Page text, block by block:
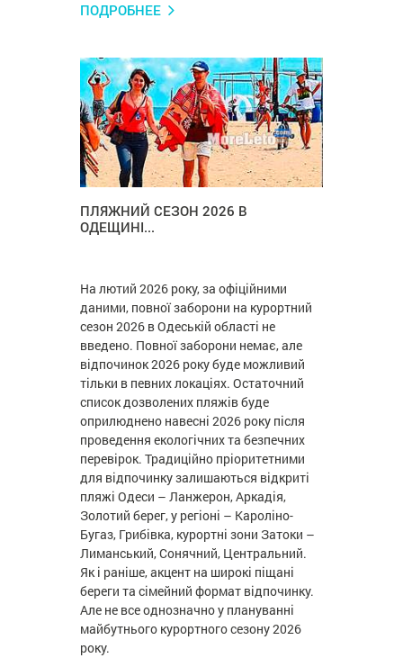
ПОДРОБНЕЕ
ПЛЯЖНИЙ СЕЗОН 2026 В
ОДЕЩИНІ...
На лютий 2026 року, за офіційними
даними, повної заборони на курортний
сезон 2026 в Одеській області не
введено. Повної заборони немає, але
відпочинок 2026 року буде можливий
тільки в певних локаціях. Остаточний
список дозволених пляжів буде
оприлюднено навесні 2026 року після
проведення екологічних та безпечних
перевірок. Традиційно пріоритетними
для відпочинку залишаються відкриті
пляжі Одеси – Ланжерон, Аркадія,
Золотий берег, у регіоні – Кароліно-
Бугаз, Грибівка, курортні зони Затоки –
Лиманський, Сонячний, Центральний.
Як і раніше, акцент на широкі піщані
береги та сімейний формат відпочинку.
Але не все однозначно у плануванні
майбутнього курортного сезону 2026
року.